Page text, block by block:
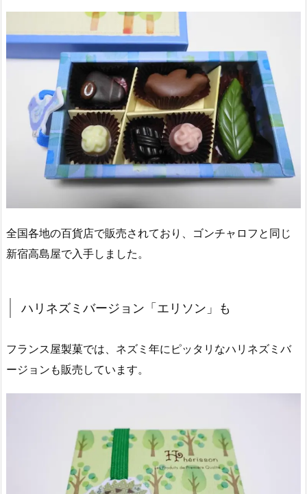
全国各地の百貨店で販売されており、ゴンチャロフと同じ
新宿高島屋で入手しました。
ハリネズミバージョン「エリソン」も
フランス屋製菓では、ネズミ年にピッタリなハリネズミバ
ージョンも販売しています。